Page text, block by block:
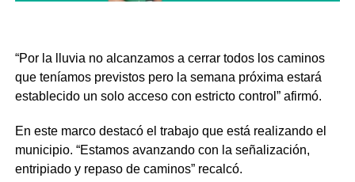
“Por la lluvia no alcanzamos a cerrar todos los caminos
que teníamos previstos pero la semana próxima estará
establecido un solo acceso con estricto control” afirmó.
En este marco destacó el trabajo que está realizando el
municipio. “Estamos avanzando con la señalización,
entripiado y repaso de caminos” recalcó.